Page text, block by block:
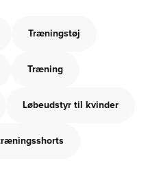
Træningstøj
Træning
Løbeudstyr til kvinder